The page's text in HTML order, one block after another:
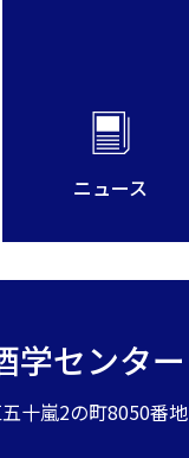
ニュース
学センター
十嵐2の町8050番地